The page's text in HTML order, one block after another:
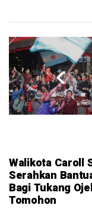
Walikota Caroll
Serahkan
Bagi Tukang
Tomohon